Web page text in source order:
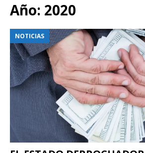
Año: 2020
NOTICIAS